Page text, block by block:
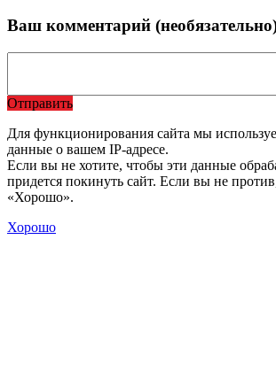
Ваш комментарий
Отправить
Для функционирования сайта мы
данные о вашем IP-адресе.
Если вы не хотите, чтобы эти данные
придется покинуть сайт. Если вы не
«Хорошо».
Хорошо